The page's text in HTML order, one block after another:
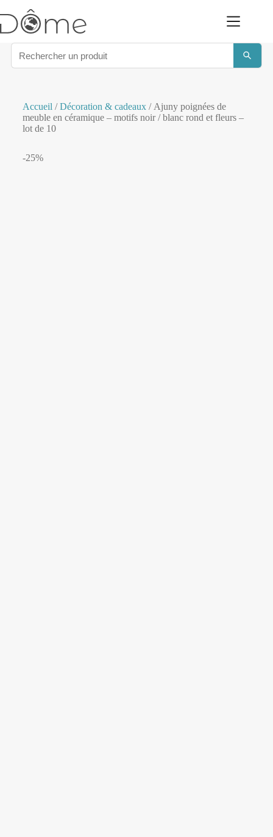
Accueil /Décoration & cadeaux/ Ajuny poignées de
meuble en céramique – motifs noir / blanc rond et fleurs –
lot de 10
-25%